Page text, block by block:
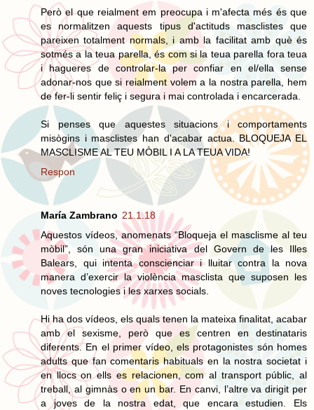
Però el que reialment em preocupa i m'afecta més és que
es normalitzen aquests tipus d'actituds masclistes que
pareixen totalment normals, i amb la facilitat amb què és
sotmés a la teua parella, és com si la teua parella fora teua
i hagueres de controlar-la per confiar en el/ella sense
adonar-nos que si reialment volem a la nostra parella, hem
de fer-li sentir feliç i segura i mai controlada i encarcerada.
Si penses que aquestes situacions i comportaments
misògins i masclistes han d'acabar actua. BLOQUEJA EL
MASCLISME AL TEU MÒBIL I A LA TEUA VIDA!
Respon
María Zambrano 21.1.18
Aquestos vídeos, anomenats “Bloqueja el masclisme al teu
mòbil”, són una gran iniciativa del Govern de les Illes
Balears, qui intenta conscienciar i lluitar contra la nova
manera d’exercir la violència masclista que suposen les
noves tecnologies i les xarxes socials.
Hi ha dos vídeos, els quals tenen la mateixa finalitat, acabar
amb el sexisme, però que es centren en destinataris
diferents. En el primer vídeo, els protagonistes són homes
adults que fan comentaris habituals en la nostra societat i
en llocs on ells es relacionen, com al transport públic, al
treball, al gimnàs o en un bar. En canvi, l’altre va dirigit per
a joves de la nostra edat, que encara estudien. Els